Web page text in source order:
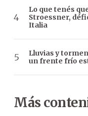
Lo que tenés
Stroessner,
Italia
Lluvias y
un frente frío
Más